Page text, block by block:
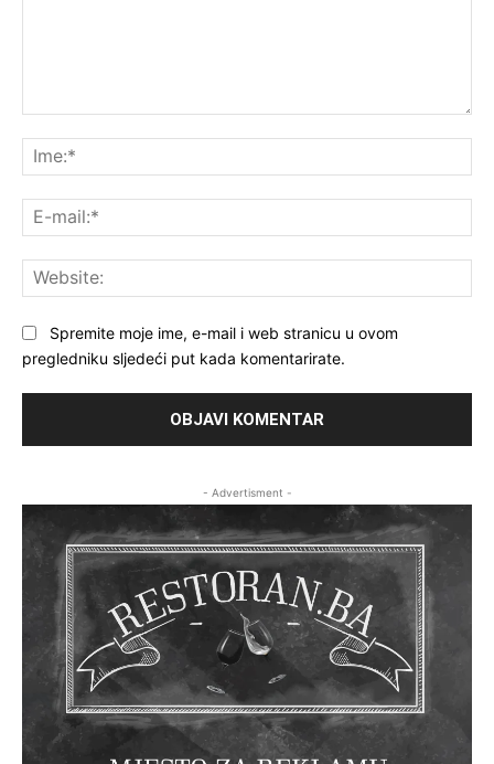
Spremite moje ime, e-mail i web stranicu u ovom
pregledniku sljedeći put kada komentarirate.
- Advertisment -